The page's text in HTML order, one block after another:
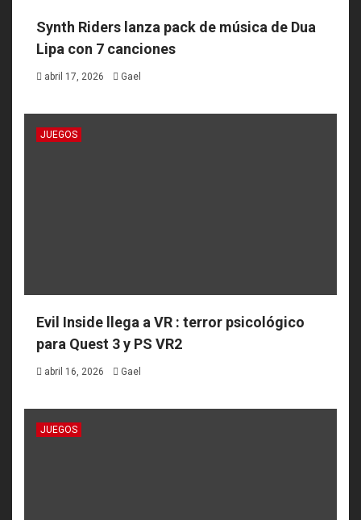
Synth Riders lanza pack de música de Dua
Lipa con 7 canciones
abril 17, 2026 Gael
JUEGOS
Evil Inside llega a VR : terror psicológico
para Quest 3 y PS VR2
abril 16, 2026 Gael
JUEGOS